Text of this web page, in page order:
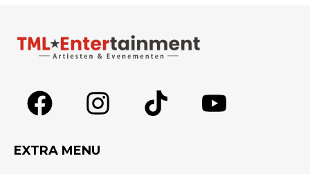
EXTRA MENU